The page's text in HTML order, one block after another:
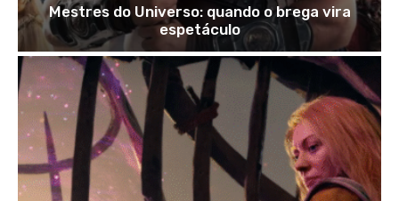
Mestres do Universo: quando o brega vira
espetáculo